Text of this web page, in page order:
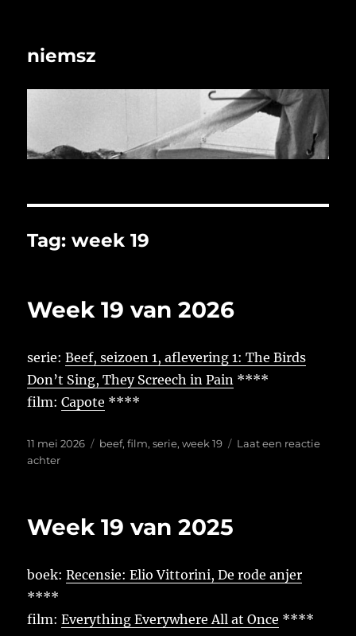
niemsz
Tag:week 19
Week 19 van 2026
serie:Beef, seizoen 1, aflevering 1: The Birds
Don’t Sing, They Screech in Pain ****
film:Capote ****
Geplaatst
op
11 mei 2026 Tags
beef,film,serie,week 19
Laat een reactie
achterop
2026
Week 19 van 2025
boek:Recensie: Elio Vittorini, De rode anjer
****
film:Everything Everywhere All at Once ****